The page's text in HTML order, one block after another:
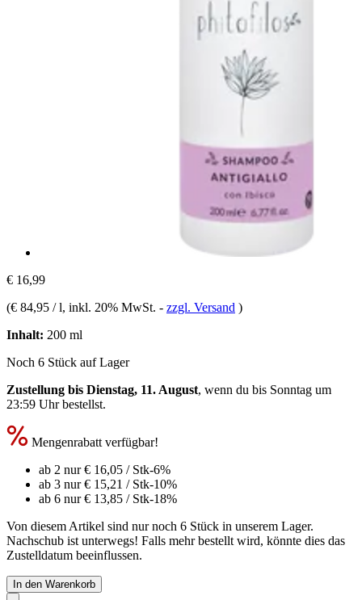
€ 16,99
(€ 84,95 / l, inkl. 20% MwSt. - zzgl. Versand )
Inhalt: 200 ml
Noch 6 Stück auf Lager
Zustellung bis Dienstag, 11. August, wenn du bis Sonntag um
23:59 Uhrbestellst.
Mengenrabatt verfügbar!
ab 2 nur€ 16,05 / Stk-6%
ab 3 nur€ 15,21 / Stk-10%
ab 6 nur€ 13,85 / Stk-18%
Von diesem Artikel sind nur noch 6 Stück in unserem Lager.
Nachschub ist unterwegs! Falls mehr bestellt wird, könnte dies das
Zustelldatum beeinflussen.
In den Warenkorb